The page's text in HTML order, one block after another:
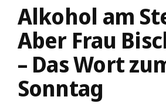
Alkohol am
Aber Frau
– Das Wort
Sonntag